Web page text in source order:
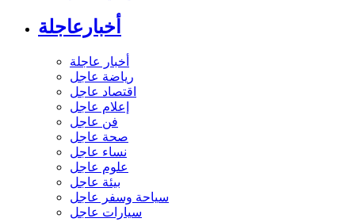
أخبارعاجلة
أخبار عاجلة
رياضة عاجل
اقتصاد عاجل
إعلام عاجل
فن عاجل
صحة عاجل
نساء عاجل
علوم عاجل
بيئة عاجل
سياحة وسفر عاجل
سيارات عاجل